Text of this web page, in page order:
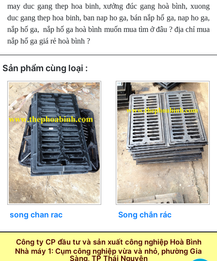
may duc gang thep hoa binh, xưởng đúc gang hoà bình, xuong
duc gang thep hoa binh, ban nap ho ga, bán nắp hố ga, nap ho ga,
nắp hố ga, nắp hố ga hoà bình muốn mua tìm ở đâu ? địa chỉ mua
nắp hố ga giá rẻ hoà bình ?
Sản phẩm cùng loại :
song chan rac Song chắn rác
Công ty CP đầu tư và sản xuất công nghiệp Hoà Bình
Nhà máy 1: Cụm công nghiệp vừa và nhỏ, phường Gia
Sàng, TP Thái Nguyên